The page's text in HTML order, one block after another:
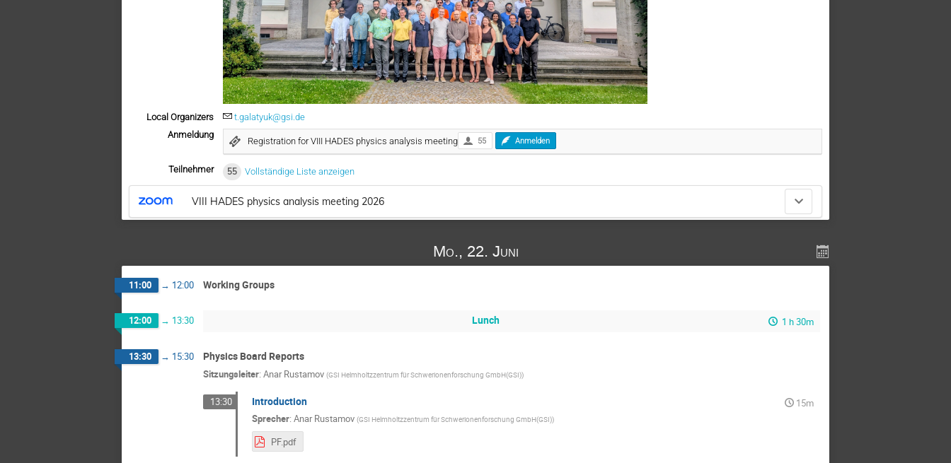
Local Organizers
t.galatyuk@gsi.de
Anmeldung
Registration for VIII HADES physics analysis meeting 55 Anmelden
Teilnehmer 55 Vollständige Liste anzeigen
VIII HADES physics analysis meeting 2026
Mo., 22. Juni
11:00 → 12:00 Working Groups
12:00 → 13:30 Lunch 1 h 30m
13:30 → 15:30 Physics Board Reports
Sitzungsleiter: Anar Rustamov (GSI Helmholtzzentrum für Schwerionenforschung GmbH(GSI))
13:30 Introduction
15m
Sprecher: Anar Rustamov (GSI Helmholtzzentrum für Schwerionenforschung GmbH(GSI))
PF.pdf